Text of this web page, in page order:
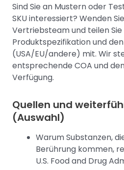
Sind Sie an Mustern oder
SKU interessiert? Wenden
Vertriebsteam und teilen Sie
Produktspezifikation und
(USA/EU/andere) mit. Wir
entsprechende COA und
Verfügung.
Quellen und
(Auswahl)
Warum Substanzen,
Berührung kommen,
U.S. Food and Drug